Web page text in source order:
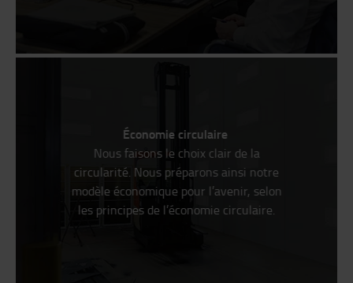
Économie circulaire
Nous faisons le choix clair de la
circularité. Nous préparons ainsi notre
modèle économique pour l’avenir, selon
les principes de l’économie circulaire.